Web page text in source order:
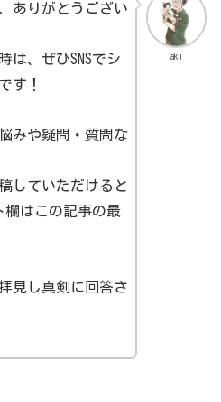
aki
ありがとうござい
は、ぜひSNSでシ
す！
みや疑問・質問な
していただけると
欄はこの記事の最
見し真剣に回答さ